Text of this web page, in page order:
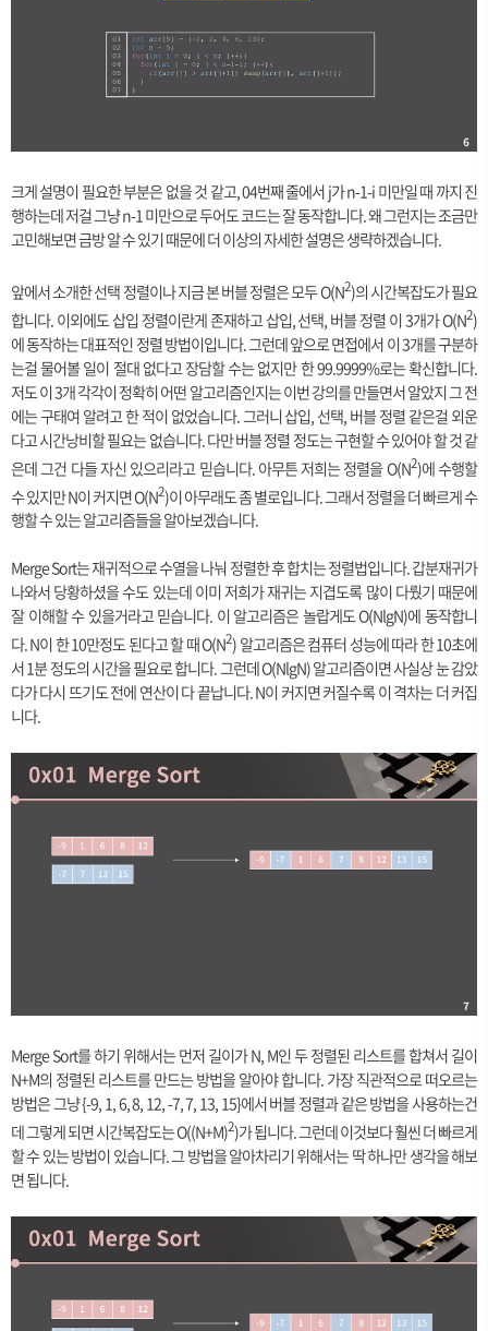
크게 설명이 필요한 부분은 없을 것 같고, 04번째 줄에서 j가 n-1-i 미만일 때 까지 진
행하는데 저걸 그냥 n-1 미만으로 두어도 코드는 잘 동작합니다. 왜 그런지는 조금만
고민해보면 금방 알 수 있기 때문에 더 이상의 자세한 설명은 생략하겠습니다.
앞에서 소개한 선택 정렬이나 지금 본 버블 정렬은 모두 O(N2)의 시간복잡도가 필요
합니다. 이외에도 삽입 정렬이란게 존재하고 삽입, 선택, 버블 정렬 이 3개가 O(N2)
에 동작하는 대표적인 정렬 방법이입니다. 그런데 앞으로 면접에서 이 3개를 구분하
는걸 물어볼 일이 절대 없다고 장담할 수는 없지만 한 99.9999%로는 확신합니다.
저도 이 3개 각각이 정확히 어떤 알고리즘인지는 이번 강의를 만들면서 알았지 그 전
에는 구태여 알려고 한 적이 없었습니다. 그러니 삽입, 선택, 버블 정렬 같은걸 외운
다고 시간낭비할 필요는 없습니다. 다만 버블 정렬 정도는 구현할 수 있어야 할 것 같
은데 그건 다들 자신 있으리라고 믿습니다. 아무튼 저희는 정렬을 O(N2)에 수행할
수 있지만 N이 커지면 O(N2)이 아무래도 좀 별로입니다. 그래서 정렬을 더 빠르게 수
행할 수 있는 알고리즘들을 알아보겠습니다.
Merge Sort는 재귀적으로 수열을 나눠 정렬한 후 합치는 정렬법입니다. 갑분재귀가
나와서 당황하셨을 수도 있는데 이미 저희가 재귀는 지겹도록 많이 다뤘기 때문에
잘 이해할 수 있을거라고 믿습니다. 이 알고리즘은 놀랍게도 O(NlgN)에 동작합니
다. N이 한 10만정도 된다고 할 때 O(N2) 알고리즘은 컴퓨터 성능에 따라 한 10초에
서 1분 정도의 시간을 필요로 합니다. 그런데 O(NlgN) 알고리즘이면 사실상 눈 감았
다가 다시 뜨기도 전에 연산이 다 끝납니다. N이 커지면 커질수록 이 격차는 더 커집
니다.
Merge Sort를 하기 위해서는 먼저 길이가 N, M인 두 정렬된 리스트를 합쳐서 길이
N+M의 정렬된 리스트를 만드는 방법을 알아야 합니다. 가장 직관적으로 떠오르는
방법은 그냥 {-9, 1, 6, 8, 12, -7, 7, 13, 15}에서 버블 정렬과 같은 방법을 사용하는건
데 그렇게 되면 시간복잡도는 O((N+M)2)가 됩니다. 그런데 이것보다 훨씬 더 빠르게
할 수 있는 방법이 있습니다. 그 방법을 알아차리기 위해서는 딱 하나만 생각을 해보
면 됩니다.